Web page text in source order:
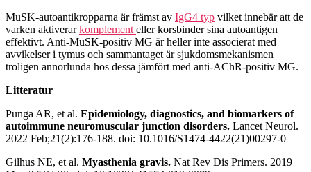
MuSK-autoantikropparna är främst av IgG4 typ vilket innebär att de
varken aktiverarkomplement eller korsbinder sina autoantigen
effektivt. Anti-MuSK-positiv MG är heller inte associerat med
avvikelser i tymus och sammantaget är sjukdomsmekanismen
troligen annorlunda hos dessa jämfört med anti-AChR-positiv MG.
Litteratur
Punga AR, et al. Epidemiology, diagnostics, and biomarkers of
autoimmune neuromuscular junction disorders. Lancet Neurol.
2022 Feb;21(2):176-188. doi: 10.1016/S1474-4422(21)00297-0
Gilhus NE, et al. Myasthenia gravis. Nat Rev Dis Primers. 2019